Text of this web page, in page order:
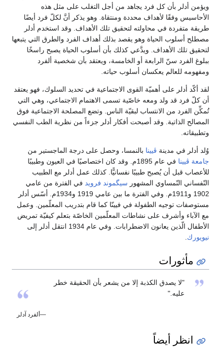
ويؤمن أدلر بأن كل فرد يجاهد من أجل التغلب على مثل هذه
الأحاسيس وفقًا لأهداف محددة ومنتقاة. وهو يذكر أنَّ لكلّ فرد أيضًا
طريقة متفردة في محاولته لتحقيق تلك الأهداف. وقد استخدم أدلر
مصطلح أسلوب الحياة وهو يقصد بذلك أهداف الفرد والطرق التي يتبعها
لتحقيق تلك الأهداف. ويدَّعي كذلك بأن أسلوب الحياة يصبح راسخًا
ببلوغ الفرد سنّ الرابعة أو الخامسة، ويعتقد بأن شخصية ألفرد
ومفهومه للعالم يعكسان أسلوب حياته.
لقد أكّد أدلر على أهميّة القوى الاجتماعية في تحديد السلوك، فهو يعتقد
أن كلّ فرد قد ولد ومعه خاصّية تسمى الاهتمام الاجتماعي، وهي التي
تُمكِّن الفرد من الانتساب لبقيّة الناس. وتضع المصلحة الاجتماعية فوق
المصالح الذاتية. وقد أصبحت أفكار أدلر جزءاً من نظرية الطب النفسي
وتطبيقاته.
وُلد أدلر في مدينة ڤيينا بالنمسا، وحصل على درجة الماجستير من
جامعة ڤيينا
في عام 1895م. وقد كان اختصاصيًا في العيون وطبيبًا
للأعصاب قبل أن يُصبح طبيبًا نفسانيًّا. كذلك عمل أدلر مع الطبيب
النّفساني النّمساوي المشهور سيگموند فرويد في الفترة من عامي
1902 و1911م. وفي الفترة ما بين عامي 1919 و1934م. أسّس أدلر
مستوصفات توجيه الطفولة في فيينّا كما قام بتدريب المعلّمين. وعمل
مع الآباء وأشرف على نشاطات المعلّمين الخاصّة بتعلم كيفيّة تمريض
الأطفال الّذين يعانون الاضطرابات. وفي عام 1934 انتقل أدلر إلى
نيويورك
مأثورات
"لا يصدق الكذبة إلا من يشعر بأن الحقيقة خطر
عليه."
—ألفرد آدلر
انظر أيضاً